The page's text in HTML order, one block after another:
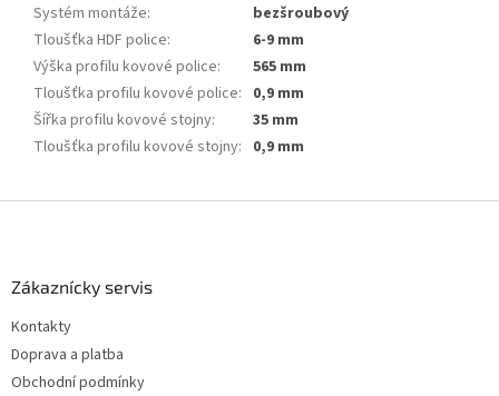
Systém montáže:
bezšroubový
Tloušťka HDF police:
6-9 mm
Výška profilu kovové police:
565 mm
Tloušťka profilu kovové police: 0,9 mm
Šířka profilu kovové stojny:
35 mm
Tloušťka profilu kovové stojny: 0,9 mm
Zákaznícky servis
Kontakty
Doprava a platba
Obchodní podmínky